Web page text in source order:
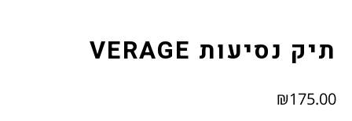
תיק נסיעות VERAGE
₪175.00